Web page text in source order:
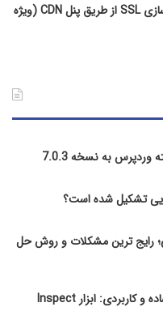
آموزش جامع فعال‌سازی SSL از طریق پنل CDN (ویژه
به نسخه 7.0.3
تشکیل شده است؟
رایج‌ ترین مشکلات و روش حل
بررسی علت کندی لود سایت با روشی ساده و کاربردی: ابزار Inspect